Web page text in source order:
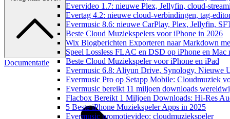
Evervideo 1.7: nieuwe Plex, Jellyfin, cloud-
Evertag 4.2: nieuwe cloud-verbindingen, tag-
Evermusic 8.6: nieuwe CarPlay, Plex, Jellyfin,
Beste Cloud Muziekspelers voor iPhone in 2026
Wix Blogberichten Exporteren naar Markdown
Speel Lossless FLAC en DSD op iPhone en Mac
Beste Cloud Muziekspeler voor iPhone en iPad
Evermusic 6.8: Aliyun Drive, Synology, Nieuwe
Evermusic Pro op Setapp Mobile: Cloudmuziek
Evermusic bereikt 11 miljoen downloads
Flacbox Bereikt 1 Miljoen Downloads: Hi-Res
5 Beste iPhone Muziekspeler Apps in 2025
Evermusic promotievideo: cloudmuziekspeler
Documentatie